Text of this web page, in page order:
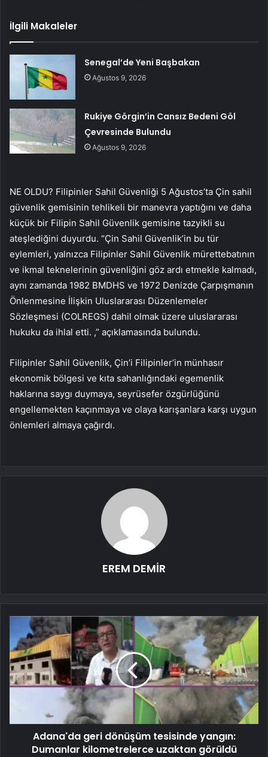
İlgili Makaleler
Senegal’de Yeni Başbakan
Ağustos 9, 2026
Rukiye Görgin’in Cansız Bedeni Göl
Çevresinde Bulundu
Ağustos 9, 2026
NE OLDU? Filipinler Sahil Güvenliği 5 Ağustos’ta Çin sahil
güvenlik gemisinin tehlikeli bir manevra yaptığını ve daha
küçük bir Filipin Sahil Güvenlik gemisine tazyikli su
ateşlediğini duyurdu. “Çin Sahil Güvenlik’in bu tür
eylemleri, yalnızca Filipinler Sahil Güvenlik mürettebatının
ve ikmal teknelerinin güvenliğini göz ardı etmekle kalmadı,
aynı zamanda 1982 BMDHS ve 1972 Denizde Çarpışmanın
Önlenmesine İlişkin Uluslararası Düzenlemeler
Sözleşmesi (COLREGS) dahil olmak üzere uluslararası
hukuku da ihlal etti. ,” açıklamasında bulundu.
Filipinler Sahil Güvenlik, Çin’i Filipinler’in münhasır
ekonomik bölgesi ve kıta sahanlığındaki egemenlik
haklarına saygı duymaya, seyrüsefer özgürlüğünü
engellemekten kaçınmaya ve olaya karışanlara karşı uygun
önlemleri almaya çağırdı.
EREM DEMİR
Adana'da geri dönüşüm tesisinde yangın:
Dumanlar kilometrelerce uzaktan görüldü